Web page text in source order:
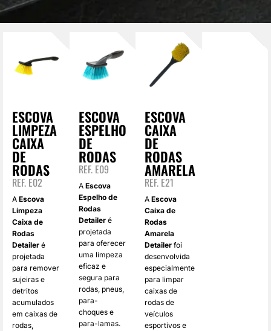
MODULARES
ESCOVA
LIMPEZA
CAIXA
DE
RODAS
REF. E02
A Escova
Limpeza
Caixa de
Rodas
Detailer é
projetada
para remover
sujeiras e
detritos
acumulados
em caixas de
rodas,
ESCOVA
ESPELHO
DE
RODAS
REF. E09
A Escova
Espelho de
Rodas
Detaileré
projetada
para oferecer
uma limpeza
eficaz e
segura para
rodas, pneus,
para-
choques e
para-lamas.
ESCOVA
CAIXA
DE
RODAS
AMARELA
REF. E21
A Escova
Caixa de
Rodas
Amarela
Detailer foi
desenvolvida
especialmente
para limpar
caixas de
rodas de
veículos
esportivos e